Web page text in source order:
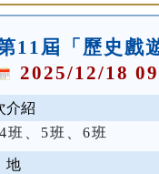
11屆「歷史戲
2025/12/18
介紹
班、5班、6班